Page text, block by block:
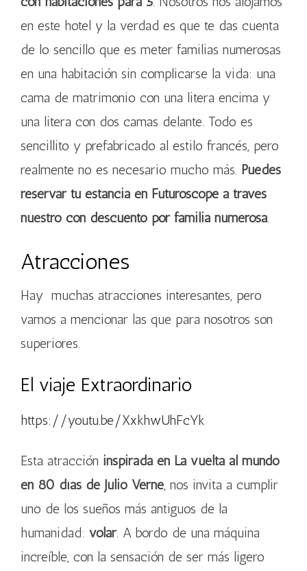
en este hotel y la verdad es que te das cuenta
de lo sencillo que es meter familias numerosas
en una habitación sin complicarse la vida: una
cama de matrimonio con una litera encima y
una litera con dos camas delante. Todo es
sencillito y prefabricado al estilo francés, pero
realmente no es necesario mucho más. Puedes
reservar tu estancia en Futuroscope a través
nuestro con descuento por familia numerosa
Atracciones
Hay muchas atracciones interesantes, pero
vamos a mencionar las que para nosotros son
superiores.
El viaje Extraordinario
https://youtu.be/XxkhwUhFcYk
Esta atracción inspirada en La vuelta al mundo
en 80 días de Julio Verne , nos invita a cumplir
uno de los sueños más antiguos de la
humanidad: volar. A bordo de una máquina
increíble, con la sensación de ser más ligero